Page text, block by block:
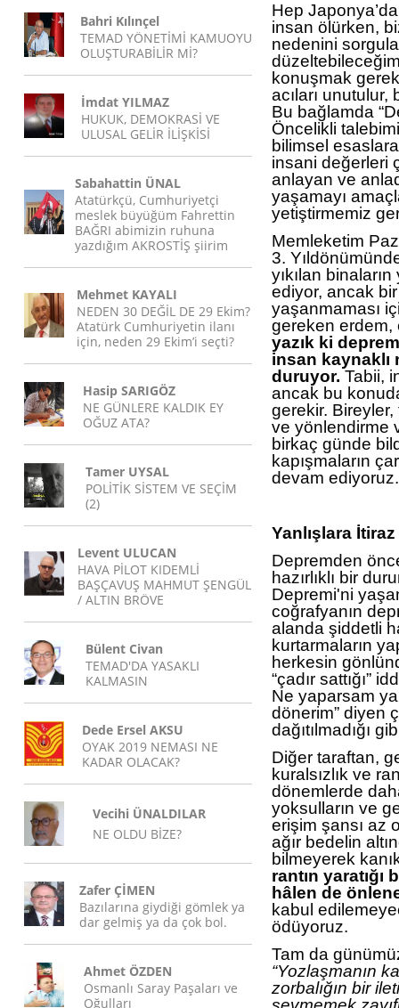
Bahri Kılınçel
TEMAD YÖNETİMİ KAMUOYU
OLUŞTURABİLİR Mİ?
İmdat YILMAZ
HUKUK, DEMOKRASİ VE
ULUSAL GELİR İLİŞKİSİ
Sabahattin ÜNAL
Atatürkçü, Cumhuriyetçi
meslek büyüğüm Fahrettin
BAĞRI abimizin ruhuna
yazdığım AKROSTİŞ şiirim
Mehmet KAYALI
NEDEN 30 DEĞİL DE 29 Ekim?
Atatürk Cumhuriyetin ilanı
için, neden 29 Ekim’i seçti?
Hasip SARIGÖZ
NE GÜNLERE KALDIK EY
OĞUZ ATA?
Tamer UYSAL
POLİTİK SİSTEM VE SEÇİM
(2)
Levent ULUCAN
HAVA PİLOT KIDEMLİ
BAŞÇAVUŞ MAHMUT ŞENGÜL
/ ALTIN BRÖVE
Bülent Civan
TEMAD'DA YASAKLI
KALMASIN
Dede Ersel AKSU
OYAK 2019 NEMASI NE
KADAR OLACAK?
Vecihi ÜNALDILAR
NE OLDU BİZE?
Zafer ÇİMEN
Bazılarına giydiği gömlek ya
dar gelmiş ya da çok bol.
Ahmet ÖZDEN
Osmanlı Saray Paşaları ve
Oğulları
Hep
insan ölürken,
nedenini
konuşmak
acıları
Bu bağlamda
Öncelikli
bilimsel
insani değerleri
anlayan ve
yaşamayı
yetiştirmemiz
Memleketim
3.
yıkılan
ediyor, ancak
yaşanmaması
gereken
yazık ki
insan
duruyor. Tabii,
ancak bu
gerekir.
ve yönlendirme
birkaç günde
kapışmaların
devam
Yanlışlara
Depremden
hazırlıklı bir
Depremi'ni
coğrafyanın
alanda şiddetli
kurtarmaların
herkesin
“çadır sattığı”
Ne yaparsam
dönerim” diyen
dağıtılmadığı
Diğer taraftan,
kuralsızlık ve
dönemlerde
yoksulların ve
erişim şansı az
ağır bedelin
bilmeyerek
rantın
hâlen de
kabul
ödüyoruz.
Tam da
“Yozlaşmanın
zorbalığın bir